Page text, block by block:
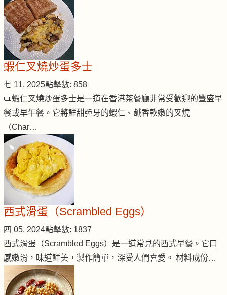
蝦仁叉燒炒蛋多士
七 11, 2025點擊數: 858
📜蝦仁叉燒炒蛋多士是一道在香港茶餐廳非常受歡迎的豐盛早
餐或早午餐。它將鮮甜彈牙的蝦仁、鹹香軟嫩的叉燒
（Char…
西式滑蛋（Scrambled Eggs）
四 05, 2024點擊數: 1837
西式滑蛋（Scrambled Eggs）是一道常見的西式早餐。它口
感嫩滑，味道鮮美，製作簡單，深受人們喜愛。 材料成份…